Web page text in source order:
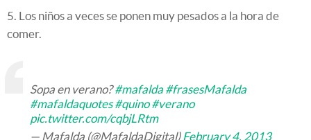
5. Los niños a veces se ponen muy pesados a la hora de
comer.
Sopa en verano?#mafalda #frasesMafalda
#mafaldaquotes #quino #verano
pic.twitter.com/cqbjLRtm
— Mafalda (@MafaldaDigital)February 4, 2013